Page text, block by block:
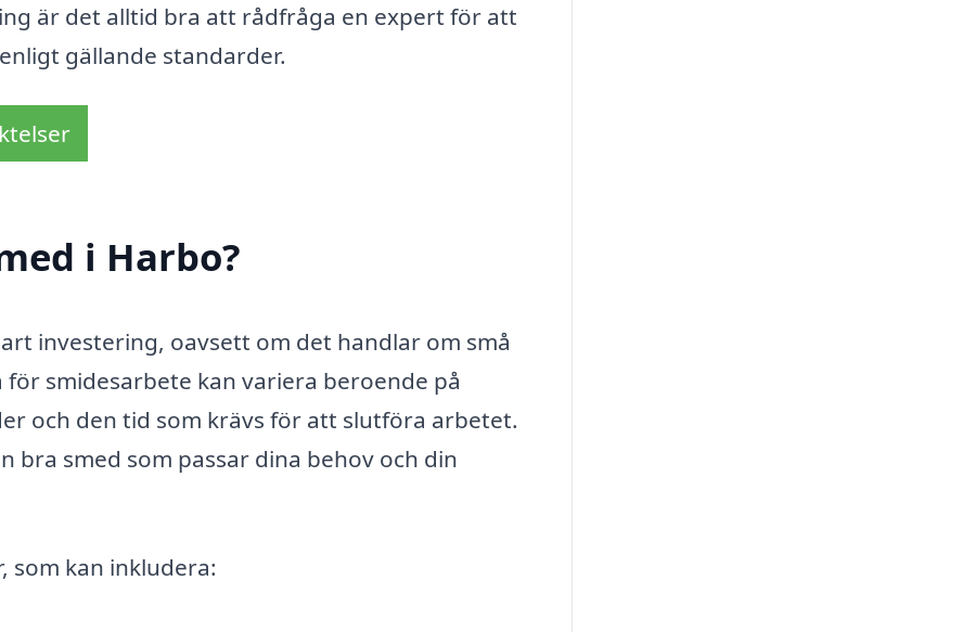
är det alltid bra att rådfråga en expert för att
gällande standarder.
i Harbo?
investering, oavsett om det handlar om små
smidesarbete kan variera beroende på
och den tid som krävs för att slutföra arbetet.
smed som passar dina behov och din
som kan inkludera: